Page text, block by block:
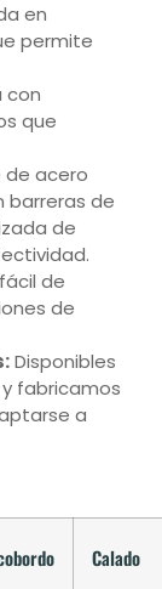
en
permite
con
que
de acero
barreras de
de
de
de
Disponibles
fabricamos
a
Calado